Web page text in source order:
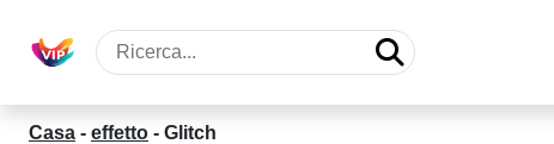
Casa - effetto - Glitch